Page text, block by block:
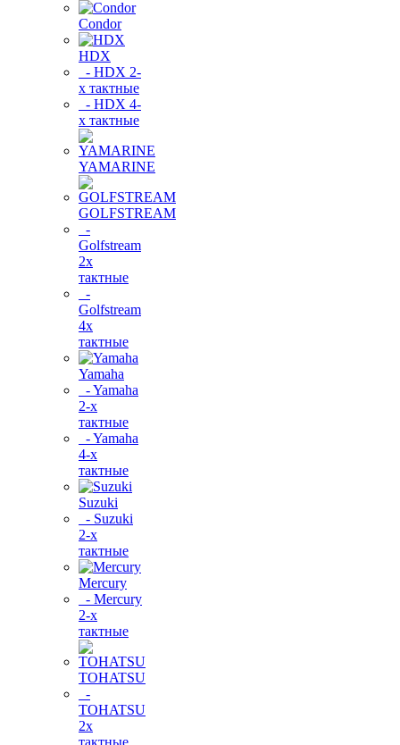
Condor
HDX
- HDX 2-
х тактные
- HDX 4-
х тактные
YAMARINE
GOLFSTREAM
-
Golfstream
2х
тактные
-
Golfstream
4х
тактные
Yamaha
- Yamaha
2-х
тактные
- Yamaha
4-х
тактные
Suzuki
- Suzuki
2-х
тактные
Mercury
- Mercury
2-х
тактные
TOHATSU
-
TOHATSU
2х
тактные